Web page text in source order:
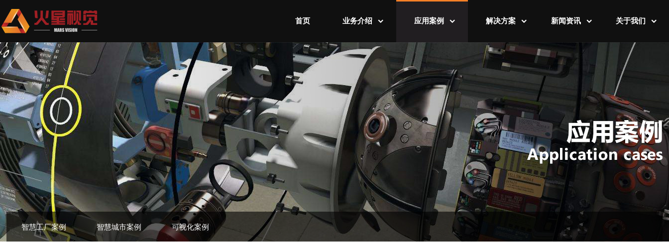
首页 业务介绍
智慧工厂业务
智慧城市业务
可视化业务
应用案例
智慧工厂案例
智慧城市案例
可视化案例
解决方案
数字营销平台
数字监管运维
数字工厂规划
数字虚拟培训
数字售后维护
新闻资讯
行业资讯
公司新闻
关于我们
公司介绍
发展历程
联系我们
智慧工厂案例 智慧城市案例 可视化案例